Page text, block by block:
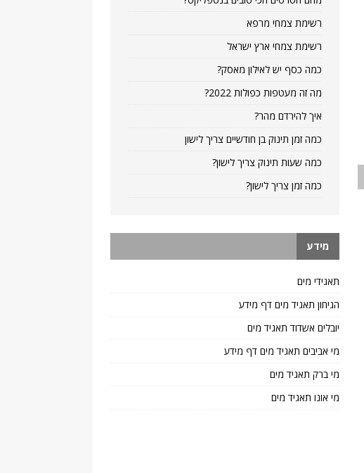
רשימת צמחי מרפא
רשימת צמחי ארץ ישראל
כמה כסף יש לאילון מאסק?
מה זה מעטפות כפולות 2022?
איך להירדם מהר?
כמה זמן תינוק בן חודשיים צריך לישון
כמה שעות תינוק צריך לישון?
כמה זמן צריך לישון?
מידע
תאגידי מים
הגיחון תאגיד מים דף מידע
יובלים אשדוד תאגיד מים
מי אביבים תאגיד מים דף מידע
מי ברק תאגיד מים
מי אונו תאגיד מים